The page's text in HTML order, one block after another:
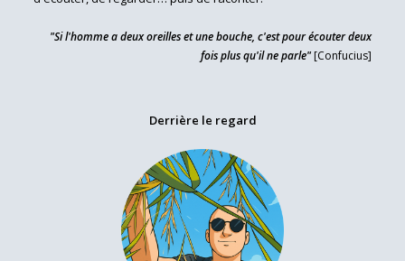
"Si l'homme a deux oreilles et une bouche, c'est pour écouter deux
fois plus qu'il ne parle"[Confucius]
Derrière le regard